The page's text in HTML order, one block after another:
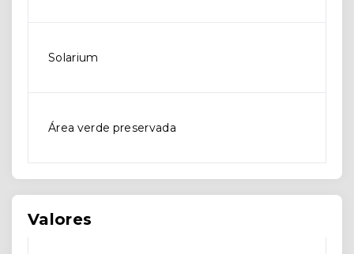
Solarium
Área verde preservada
Valores